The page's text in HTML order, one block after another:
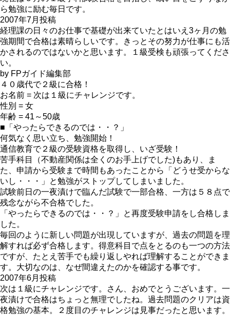
ら勉強に励む毎日です。
2007年7月投稿
経理課の日々のお仕事で基礎が出来ていたとはいえ3ヶ月の勉
強期間で合格は素晴らしいです。きっとその努力が仕事にも活
かされるのではないかと思います。１級受検も頑張ってくださ
い。
by FPガイド編集部
４０歳代で２級に合格！
お名前 = 次は１級にチャレンジです。
性別 = 女
年齢 = 41～50歳
■「やったらできるのでは・・？」
何気なく思い立ち、勉強開始！
通信教育で２級の受験資格を取得し、いざ受験！
苦手科目（不動産関係は全くのお手上げでした)もあり、ま
た、申請から受験まで時間もあったことから「どうせ受からな
いし・・・」と勉強がストップしてしまいました。
試験前日の一夜漬けで臨んだ試験で一部合格、一方は５８点で
残念ながら不合格でした。
「やったらできるのでは・・？」と再度受験申請をし合格しま
した。
毎回のように新しい問題が出現していますが、過去の問題を理
解すれば必ず合格します。得意科目で点をとるのも一つの方法
ですが、たとえ苦手でも繰り返しやれば理解することができま
す。大切なのは、なぜ間違えたのかを確認する事です。
2007年6月投稿
次は１級にチャレンジです。さん、おめでとうございます。一
夜漬けで合格はちょっと無理でしたね。過去問題のクリアは資
格勉強の基本。２度目のチャレンジは見事だったと思います。